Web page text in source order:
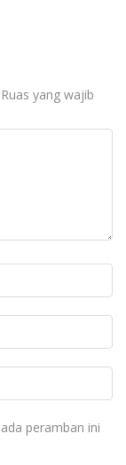
Ruas yang wajib
peramban ini